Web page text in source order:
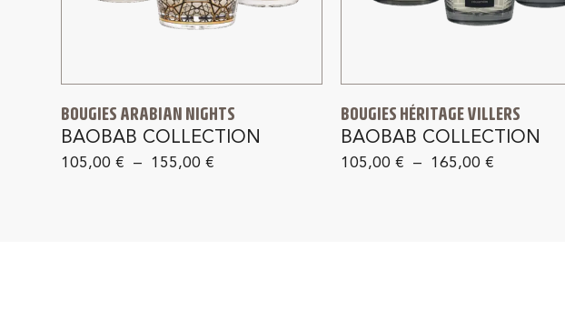
BOUGIES ARABIAN NIGHTS
BAOBAB COLLECTION
105,00€ – 155,00€
BOUGIES HÉRITAGE VILLERS
BAOBAB COLLECTION
105,00 € – 165,00 €